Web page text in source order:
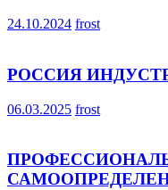
24.10.2024 frost
РОССИЯ
06.03.2025 frost